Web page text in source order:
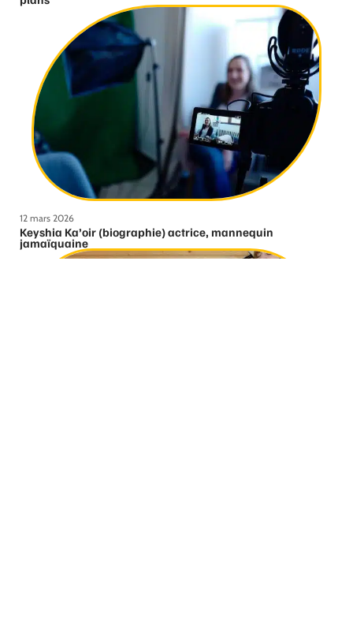
12 mars 2026
Keyshia Ka’oir (biographie) actrice, mannequin
jamaïquaine